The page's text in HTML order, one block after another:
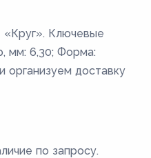
«Круг». Ключевые
мм: 6,30; Форма:
организуем доставку
по запросу.